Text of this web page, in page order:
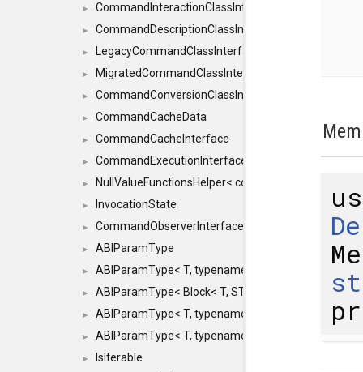
► CommandInteractionClassInterface
► CommandDescriptionClassInterface
► LegacyCommandClassInterface
► MigratedCommandClassInterface
► CommandConversionClassInterface
► CommandCacheData
► CommandCacheInterface
► CommandExecutionInterface
► NullValueFunctionsHelper< const Result<
► InvocationState
► CommandObserverInterface
► ABIParamType
► ABIParamType< T, typename std::enable_if<
► ABIParamType< Block< T, STRIDED, MOVE > >
► ABIParamType< T, typename std::enable_if<
► ABIParamType< T, typename std::enable_if<
► IsIterable